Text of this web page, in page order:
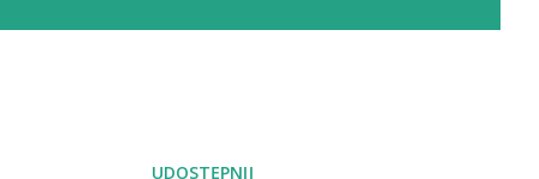
UDOSTĘPNIJ